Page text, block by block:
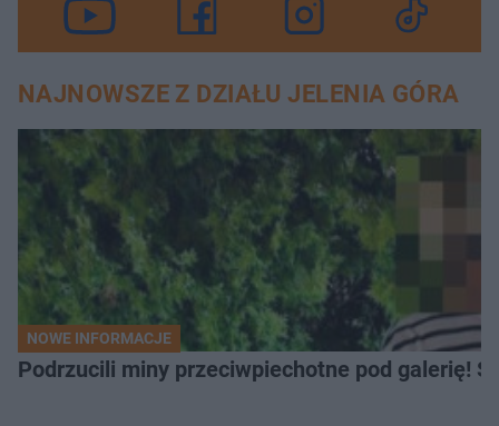
NAJNOWSZE Z DZIAŁU JELENIA GÓRA
NOWE INFORMACJE
Podrzucili miny przeciwpiechotne pod galerię!